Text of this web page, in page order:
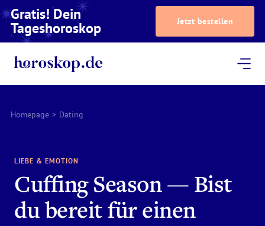
Gratis! Dein
Tageshoroskop Jetzt bestellen
Homepage > Dating
LIEBE & EMOTION
Cuffing Season — Bist
du bereit für einen